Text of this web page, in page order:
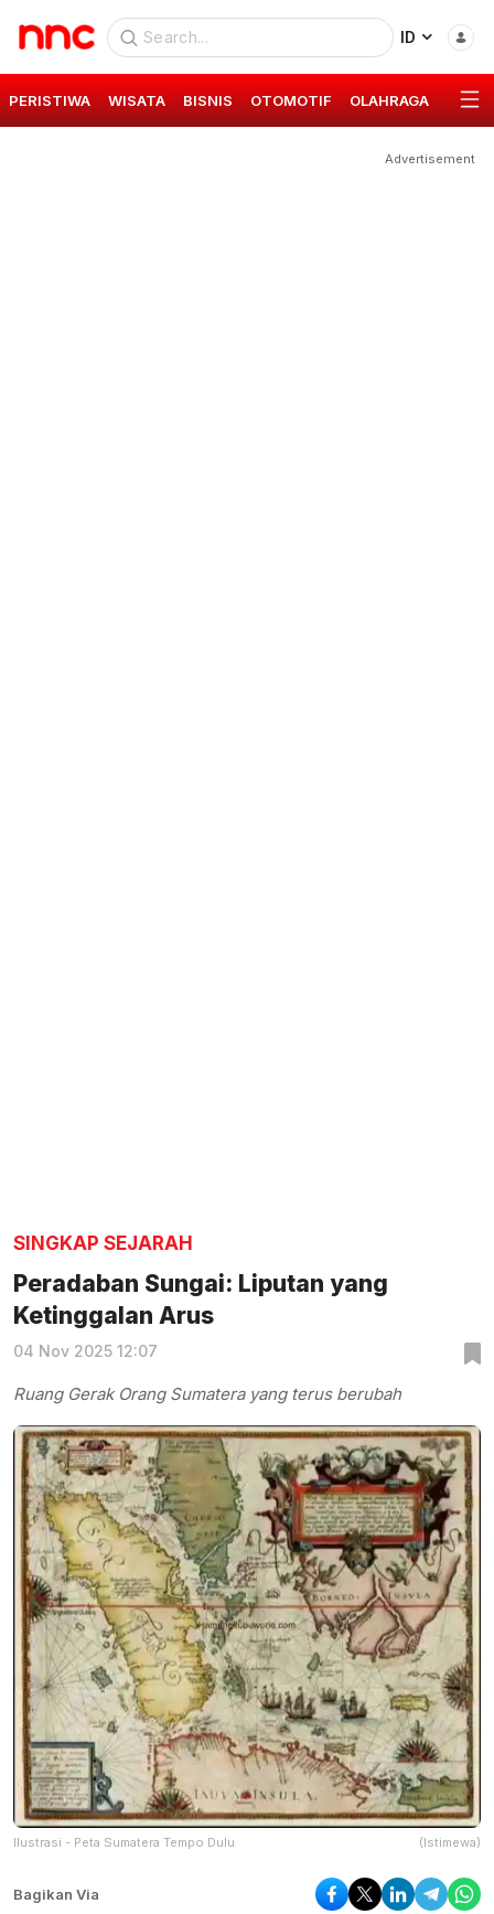
ID
PERISTIWA WISATA BISNIS OTOMOTIF OLAHRAGA GAYA
Advertisement
SINGKAP SEJARAH
Peradaban Sungai: Liputan yang
Ketinggalan Arus
04 Nov 2025 12:07
Ruang Gerak Orang Sumatera yang terus berubah
Ilustrasi - Peta Sumatera Tempo Dulu (Istimewa)
Bagikan Via